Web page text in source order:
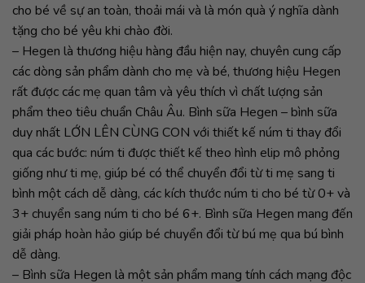
cho bé về sự an toàn, thoải mái và là món quà ý nghĩa dành
tặng cho bé yêu khi chào đời.
– Hegen là thương hiệu hàng đầu hiện nay, chuyên cung cấp
các dòng sản phẩm dành cho mẹ và bé, thương hiệu Hegen
rất được các mẹ quan tâm và yêu thích vì chất lượng sản
phẩm theo tiêu chuẩn Châu Âu. Bình sữa Hegen – bình sữa
duy nhất LỚN LÊN CÙNG CON với thiết kế núm ti thay đổi
qua các bước: núm ti được thiết kế theo hình elip mô phỏng
giống như ti mẹ, giúp bé có thể chuyển đổi từ ti mẹ sang ti
bình một cách dễ dàng, các kích thước núm ti cho bé từ 0+ và
3+ chuyển sang núm ti cho bé 6+. Bình sữa Hegen mang đến
giải pháp hoàn hảo giúp bé chuyển đổi từ bú mẹ qua bú bình
dễ dàng.
– Bình sữa Hegen là một sản phẩm mang tính cách mạng độc